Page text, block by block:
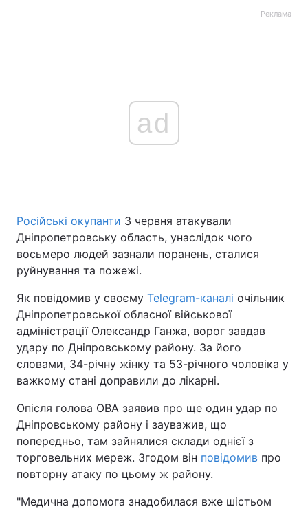
Реклама
ad
Російські окупанти 3 червня атакували
Дніпропетровську область, унаслідок чого
восьмеро людей зазнали поранень, сталися
руйнування та пожежі.
Як повідомив у своєму Telegram-каналі очільник
Дніпропетровської обласної військової
адміністрації Олександр Ганжа, ворог завдав
удару по Дніпровському району. За його
словами, 34-річну жінку та 53-річного чоловіка у
важкому стані доправили до лікарні.
Опісля голова ОВА заявив про ще один удар по
Дніпровському району і зауважив, що
попередньо, там зайнялися склади однієї з
торговельних мереж. Згодом він повідомив про
повторну атаку по цьому ж району.
"Медична допомога знадобилася вже шістьом